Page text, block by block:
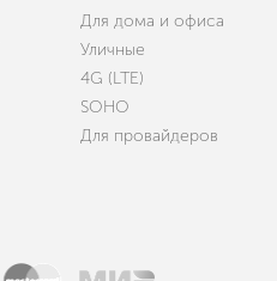
Для дома и офиса
Уличные
4G (LTE)
SOHO
Для провайдеров